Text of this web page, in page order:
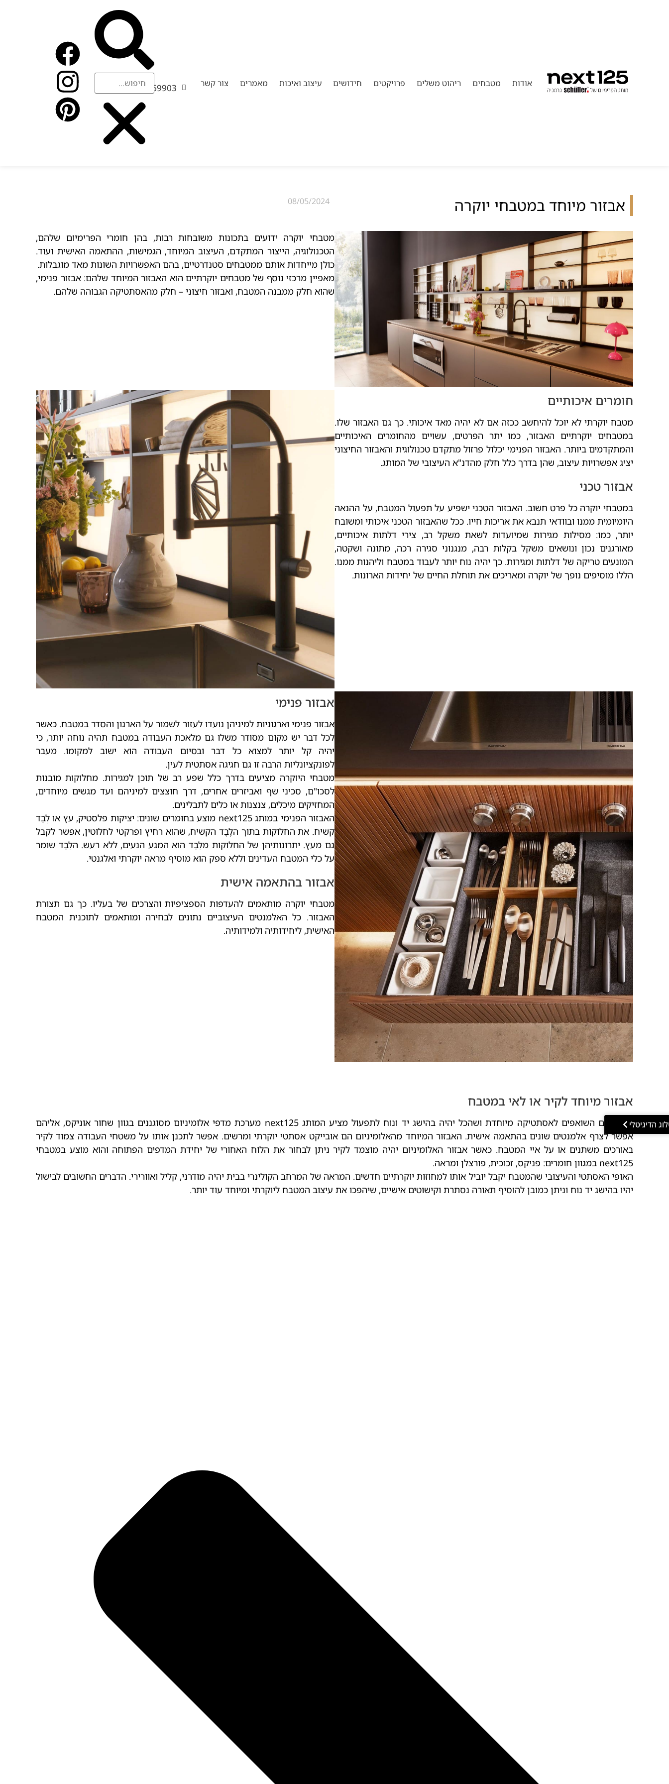
אודות מטבחים ריהוט משלים פרויקטים חידושים עיצוב ואיכות מאמרים צור קשר 09-
9569903
אבזור מיוחד במטבחי יוקרה 08/05/2024
מטבחי יוקרה ידועים בתכונות משובחות רבות, בהן חומרי הפרימיום שלהם,
הטכנולוגיה, הייצור המתקדם, העיצוב המיוחד, הגמישות, ההתאמה האישית ועוד.
כולן מייחדות אותם ממטבחים סטנדרטיים, בהם האפשרויות השונות מאד מוגבלות.
מאפיין מרכזי נוסף של מטבחים יוקרתיים הוא האבזור המיוחד שלהם: אבזור פנימי,
שהוא חלק ממבנה המטבח, ואבזור חיצוני – חלק מהאסתטיקה הגבוהה שלהם.
חומרים איכותיים
מטבח יוקרתי לא יוכל להיחשב ככזה אם לא יהיה מאד איכותי. כך גם האבזור שלו.
במטבחים יוקרתיים האבזור, כמו יתר הפרטים, עשויים מהחומרים האיכותיים
והמתקדמים ביותר. האבזור הפנימי יכלול פרזול מתקדם טכנולוגית והאבזור החיצוני
יציג אפשרויות עיצוב, שהן בדרך כלל חלק מהדנ"א העיצובי של המותג.
אבזור טכני
במטבחי יוקרה כל פרט חשוב. האבזור הטכני ישפיע על תפעול המטבח, על ההנאה
היומיומית ממנו ובוודאי תנבא את אריכות חייו. ככל שהאבזור הטכני איכותי ומשובח
יותר, כמו: מסילות מגירות שמיועדות לשאת משקל רב, צירי דלתות איכותיים,
מאורגנים נכון ונושאים משקל בקלות רבה, מנגנוני סגירה רכה, מתונה ושקטה,
המונעים טריקה של דלתות ומגירות. כך יהיה נוח יותר לעבוד במטבח וליהנות ממנו.
הללו מוסיפים נופך של יוקרה ומאריכים את תוחלת החיים של יחידות הארונות.
אבזור פנימי
אבזור פנימי וארגוניות למיניהן נועדו לעזור לשמור על הארגון והסדר במטבח. כאשר
לכל דבר יש מקום מסודר משלו גם מלאכת העבודה במטבח תהיה נוחה יותר, כי
יהיה קל יותר למצוא כל דבר ובסיום העבודה הוא ישוב למקומו. מעבר
לפונקציונליות הרבה זו גם חגיגה אסתטית לעין.
מטבחי היוקרה מציעים בדרך כלל שפע רב של תוכן למגירות. מחלוקות מובנות
לסכו"ם, סכיני שף ואביזרים אחרים, דרך חוצצים למיניהם ועד מגשים מיוחדים,
המחזיקים מיכלים, צנצנות או כלים לתבלינים.
האבזור הפנימי במותג next125 מוצע בחומרים שונים: יציקות פלסטיק, עץ או לֶבֶד
קשיח. את החלוקות בתוך הלֶבֶד הקשיח, שהוא רחיץ ופרקטי לחלוטין, אפשר לקבל
גם מעץ. יתרונותיהן של החלוקות מלֶבֶד הוא המגע הנעים, ללא רעש. הלֶבֶד שומר
על כלי המטבח העדינים וללא ספק הוא מוסיף מראה יוקרתי ואלגנטי.
אבזור בהתאמה אישית
מטבחי יוקרה מותאמים להעדפות הספציפיות והצרכים של בעליו. כך גם תצורת
האבזור. כל האלמנטים העיצוביים נתונים לבחירה ומותאמים לתוכנית המטבח
האישית, ליחידותיה ולמידותיה.
אבזור מיוחד לקיר או לאי במטבח
למטבחים השואפים לאסתטיקה מיוחדת ושהכל יהיה בהישג יד ונוח לתפעול מציע המותג next125 מערכת מדפי אלומיניום מסוגננים בגוון שחור אוניקס, אליהם
אפשר לצרף אלמנטים שונים בהתאמה אישית. האבזור המיוחד מהאלומיניום הם אובייקט אסתטי יוקרתי ומרשים. אפשר לתכנן אותו על משטחי העבודה צמוד לקיר
באורכים משתנים או על איי המטבח. כאשר אבזור האלומיניום יהיה מוצמד לקיר ניתן לבחור את הלוח האחורי של יחידת המדפים הפתוחה והוא מוצע במטבחי
next125 במגוון חומרים: פניקס, זכוכית, פורצלן ומראה.
האופי האסתטי והעיצובי שהמטבח יקבל יוביל אותו למחוזות יוקרתיים חדשים. המראה של המרחב הקולינרי בבית יהיה מודרני, קליל ואוורירי. הדברים החשובים לבישול
יהיו בהישג יד נוח וניתן כמובן להוסיף תאורה נסתרת וקישוטים אישיים, שיהפכו את עיצוב המטבח ליוקרתי ומיוחד עוד יותר.
הדיגיטלי